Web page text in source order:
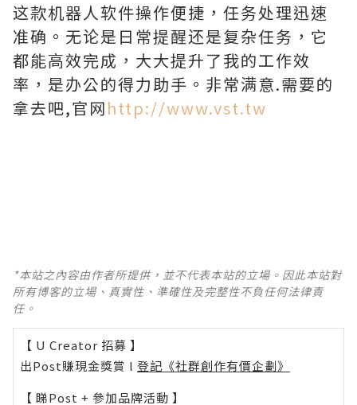
这款机器人软件操作便捷，任务处理迅速
准确。无论是日常提醒还是复杂任务，它
都能高效完成，大大提升了我的工作效
率，是办公的得力助手。非常满意.需要的
拿去吧,官网http://www.vst.tw
*本站之內容由作者所提供，並不代表本站的立場。因此本站對
所有博客的立場、真實性、準確性及完整性不負任何法律責
任。
【 U Creator 招募 】
出Post賺現金獎賞 l 登記《社群創作有價企劃》
【 睇Post + 參加品牌活動 】